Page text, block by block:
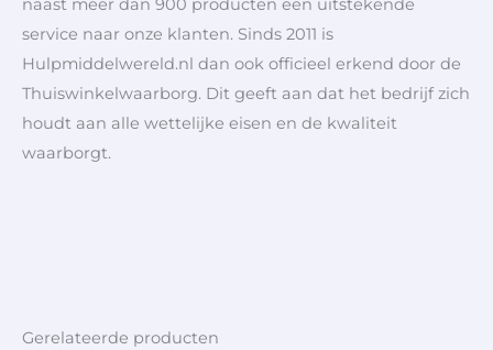
service naar onze klanten. Sinds 2011 is
Hulpmiddelwereld.nl dan ook officieel erkend door de
Thuiswinkelwaarborg. Dit geeft aan dat het bedrijf zich
houdt aan alle wettelijke eisen en de kwaliteit
waarborgt.
Gerelateerde producten